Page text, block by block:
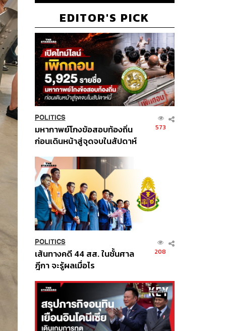
EDITOR'S PICK
POLITICS
มหากาพย์โกงข้อสอบท้องถิ่น
ก่อนเดินหน้าสู่จุดจบในสัปดาห์
573
POLITICS
เส้นทางคดี 44 สส. ในชั้นศาล
ฎีกา จะรู้ผลเมื่อไร
208